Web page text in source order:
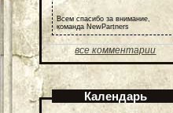
Всем спасибо за внимание,
команда NewPartners
все комментарии
Календарь